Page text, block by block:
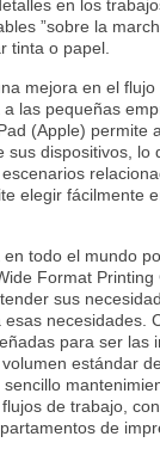
en los
”sobre la
tinta o papel.
mejora en el
las pequeñas
(Apple) permite
dispositivos, lo
elegir fácilmente
todo el mundo
Format
sus
necesidades.
para ser las
estándar
de trabajo,
de